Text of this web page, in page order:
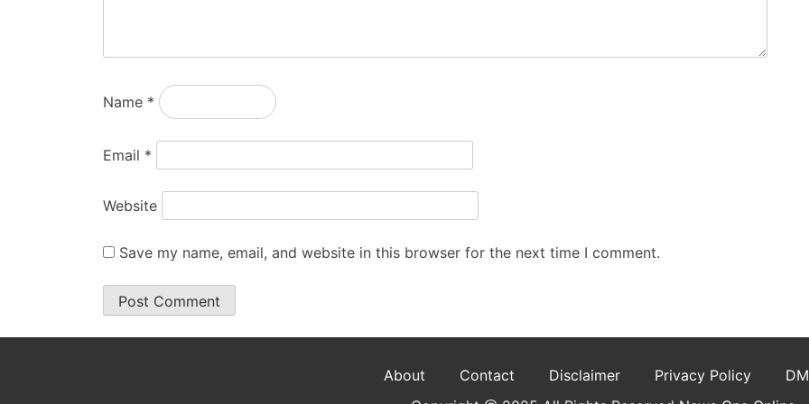
Name *
Email *
Website
Save my name, email, and website in this browser for the next time I comment.
About Contact Disclaimer Privacy Policy